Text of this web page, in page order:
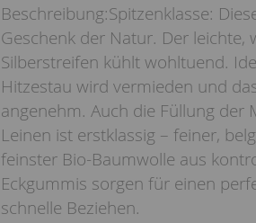
Spitzenklasse:
Geschenk der Natur. Der leichte,
Silberstreifen kühlt wohltuend.
Hitzestau wird vermieden und
angenehm. Auch die Füllung der
Leinen ist erstklassig – feiner,
feinster Bio-Baumwolle aus
Eckgummis sorgen für einen
schnelle Beziehen.